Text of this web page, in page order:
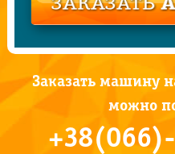
Заказать машину
можно